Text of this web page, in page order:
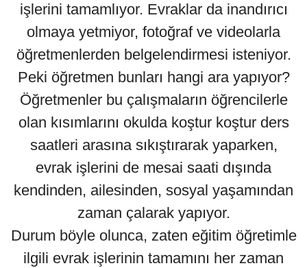
işlerini tamamlıyor. Evraklar da inandırıcı
olmaya yetmiyor, fotoğraf ve videolarla
öğretmenlerden belgelendirmesi isteniyor.
Peki öğretmen bunları hangi ara yapıyor?
Öğretmenler bu çalışmaların öğrencilerle
olan kısımlarını okulda koştur koştur ders
saatleri arasına sıkıştırarak yaparken,
evrak işlerini de mesai saati dışında
kendinden, ailesinden, sosyal yaşamından
zaman çalarak yapıyor.
Durum böyle olunca, zaten eğitim öğretimle
ilgili evrak işlerinin tamamını her zaman